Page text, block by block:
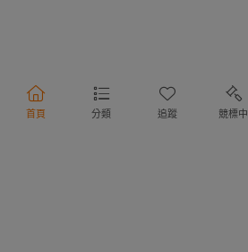
首頁 分類 追蹤 競標中